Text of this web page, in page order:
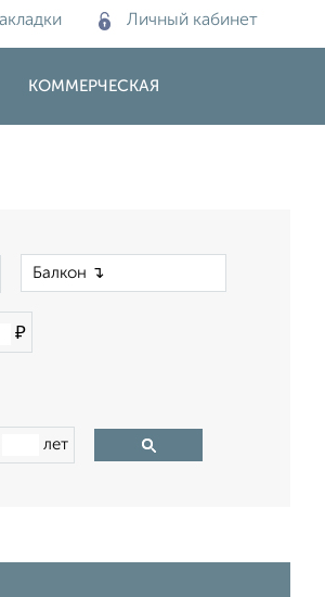
Личный кабинет
КОММЕРЧЕСКАЯ
₽
лет